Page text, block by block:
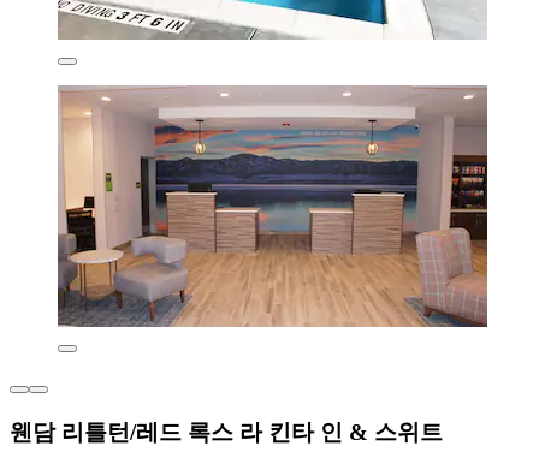
웬담 리틀턴/레드 록스 라 킨타 인 & 스위트